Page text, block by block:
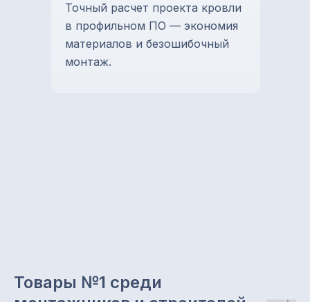
Точный расчет проекта кровли
в профильном ПО — экономия
материалов и безошибочный
монтаж.
Товары №1 среди